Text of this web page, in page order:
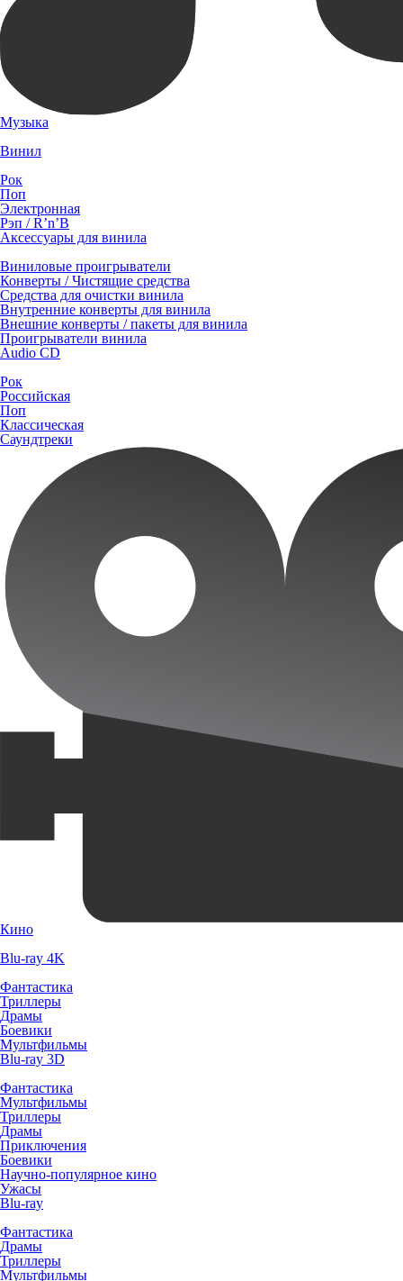
Музыка
Винил
Рок
Поп
Электронная
Рэп / R’n’B
Аксессуары для винила
Виниловые проигрыватели
Конверты / Чистящие средства
Средства для очистки винила
Внутренние конверты для винила
Внешние конверты / пакеты для винила
Проигрыватели винила
Audio CD
Рок
Российская
Поп
Классическая
Саундтреки
Кино
Blu-ray 4K
Фантастика
Триллеры
Драмы
Боевики
Мультфильмы
Blu-ray 3D
Фантастика
Мультфильмы
Триллеры
Драмы
Приключения
Боевики
Научно-популярное кино
Ужасы
Blu-ray
Фантастика
Драмы
Триллеры
Мультфильмы